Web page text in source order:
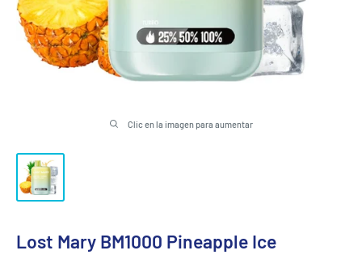
Clic en la imagen para aumentar
Lost Mary BM1000 Pineapple Ice